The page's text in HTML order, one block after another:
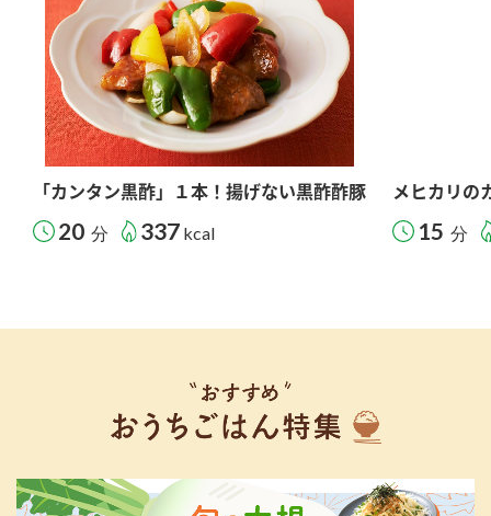
「カンタン黒酢」１本！揚げない黒酢酢豚
20 分 337 kcal
メヒカリの
15 分